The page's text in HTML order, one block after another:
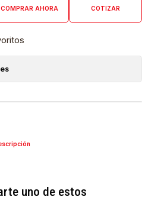
COMPRAR AHORA COTIZAR
uno de estos